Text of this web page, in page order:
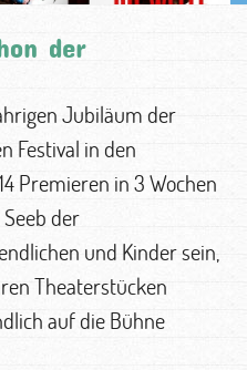
der
Jubiläum der
Festival in den
Premieren in 3 Wochen
der
und Kinder sein,
Theaterstücken
auf die Bühne